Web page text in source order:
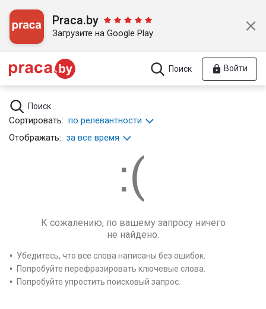
Praca.by
Загрузите на Google Play
Поиск Войти
Поиск
Сортировать: по релевантности
Отображать: за все время
К сожалению, по вашему запросу ничего
не найдено.
Убедитесь, что все слова написаны без ошибок.
Попробуйте перефразировать ключевые слова.
Попробуйте упростить поисковый запрос.